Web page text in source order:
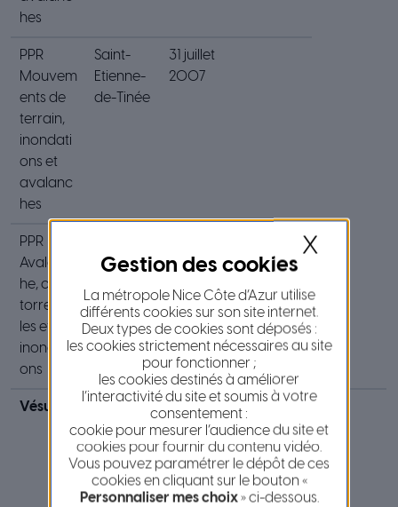
hes
PPR
Mouvem
ents de
terrain,
inondati
ons et
avalanc
hes
Saint-
Etienne-
de-Tinée
31 juillet
2007
PPR
Avalanc
he, crues
torrentiel
les et
inondati
ons
Dalmas-
Selvage
2006
Vésubie
Crues
torrentiel
les et
avalanc
Saint-
Martin-
Vésubie
2010
X
La métropole Nice Côte d’Azur utilise
différents cookies sur son site internet.
Deux types de cookies sont déposés :
les cookies strictement nécessaires au site
pour fonctionner ;
les cookies destinés à améliorer
l’interactivité du site et soumis à votre
consentement :
cookie pour mesurer l’audience du site et
cookies pour fournir du contenu vidéo.
Vous pouvez paramétrer le dépôt de ces
cookies en cliquant sur le bouton «
Personnaliser mes choix» ci-dessous.